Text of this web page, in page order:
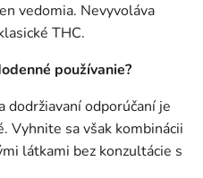
vedomia. Nevyvoláva
THC.
používanie?
dodržiavaní odporúčaní je
Vyhnite sa však kombinácii
látkami bez konzultácie s